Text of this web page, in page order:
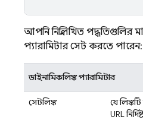
আপনি নিম্নলিখিত পদ্ধতিগুলির
প্যারামিটার সেট করতে পারেন:
ডাইনামিকলিঙ্ক প্যারামিটার
সেটলিঙ্ক
যে
URL